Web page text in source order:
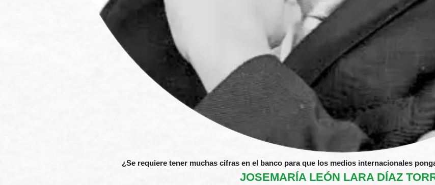
¿Se requiere tener muchas cifras en el banco para que los medios internacionales
JOSEMARÍA LEÓN LARA DÍAZ